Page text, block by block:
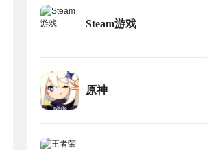
Steam游戏
原神